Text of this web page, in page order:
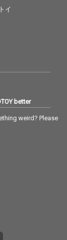
イ
better
weird? Please